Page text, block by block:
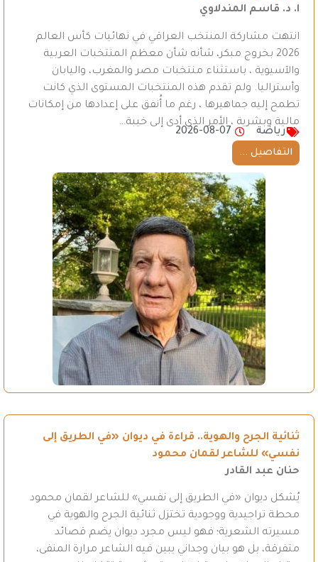
ا. د. قاسم المندلاوي
انتهت مشاركة المنتخب العراقي في نهائيات كأس العالم
2026 بخروج مبكر، شأنه شأن معظم المنتخبات العربية
والآسيوية ، باستثناء منتخبات مصر والمغرب، واليابان
وأستراليا. ولم تقدم هذه المنتخبات المستوى الذي كانت
تطمح إليه جماهيرها ، رغم ما أُنفق على إعدادها من إمكانات
مالية وبشرية ، الأمر الذي أدى إلى خيبة…
رياضة
2026-08-07
التفاصيل ...
ثنائية الجرح والهوية.. قراءة في ديوان «في الطريق إلى
نفسي» للشاعر لقمان محمود
حنان عبد القادر
يُشكل ديوان «في الطريق إلى نفسي» للشاعر لقمان محمود
محطة تراجيدية ووجودية تختزل ثنائية الجرح والهوية في
مسيرته الشعرية؛ فهو ليس مجرد ديوان يضم قصائد
متفرقة، بل هو بيان وجداني يبين فيه الشاعر مرارة المنفى،